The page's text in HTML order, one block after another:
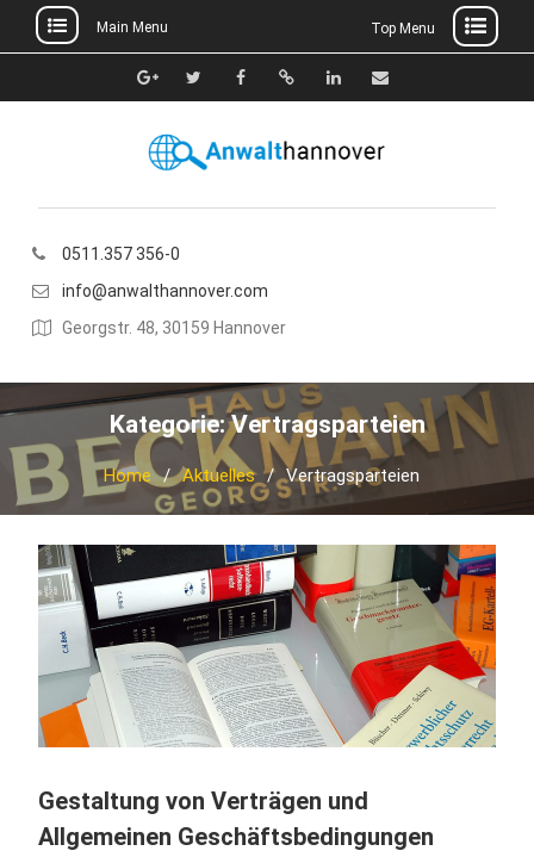
to
Main Menu Top Menu
Google+TwitterFacebook
Xing Linkedin
E-
0511.357 356-0
info@anwalthannover.com
Georgstr. 48, 30159 Hannover
Kategorie:Vertragsparteien
Home Aktuelles Vertragsparteien
Gestaltung von Verträgen und
Allgemeinen Geschäftsbedingungen